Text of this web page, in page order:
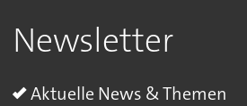
Newsletter
Aktuelle News & Themen